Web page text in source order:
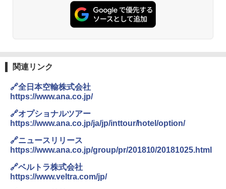
関連リンク
🔗全日本空輸株式会社
https://www.ana.co.jp/
🔗オプショナルツアー
https://www.ana.co.jp/ja/jp/inttour/hotel/option/
🔗ニュースリリース
https://www.ana.co.jp/group/pr/201810/20181025.html
🔗ベルトラ株式会社
https://www.veltra.com/jp/